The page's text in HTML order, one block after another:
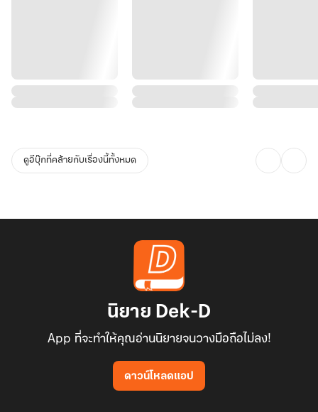
ดูอีบุ๊กที่คล้ายกับเรื่องนี้ทั้งหมด
นิยาย Dek-D
App ที่จะทำให้คุณอ่านนิยายจนวางมือถือไม่ลง!
ดาวน์โหลดแอป